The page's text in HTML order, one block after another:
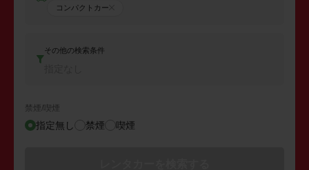
コンパクトカー
その他の検索条件
禁煙/喫煙
指定無し 禁煙 喫煙